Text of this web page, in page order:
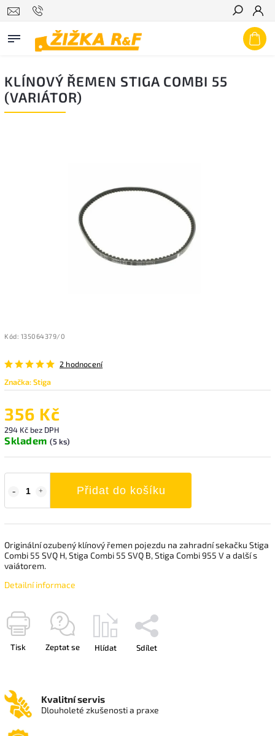
Hledat
KLÍNOVÝ ŘEMEN STIGA COMBI 55
(VARIÁTOR)
Kód: 135064379/0
2 hodnocení
Značka:Stiga
356 Kč
294 Kč bez DPH
Skladem (5 ks)
Přidat do košíku
Originální ozubený klínový řemen pojezdu na zahradní sekačku Stiga
Combi 55 SVQ H, Stiga Combi 55 SVQ B, Stiga Combi 955 V a další s
vaiátorem.
Detailní informace
Tisk Zeptat se Hlídat Sdílet
Kvalitní servis
Dlouholeté zkušenosti a praxe